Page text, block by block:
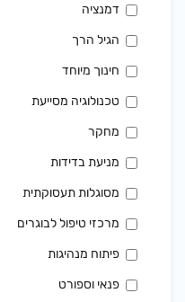
דמנציה
הגיל הרך
חינוך מיוחד
טכנולוגיה מסייעת
מחקר
מניעת בדידות
מסוגלות תעסוקתית
מרכזי טיפול לבוגרים
פיתוח מנהיגות
פנאי וספורט